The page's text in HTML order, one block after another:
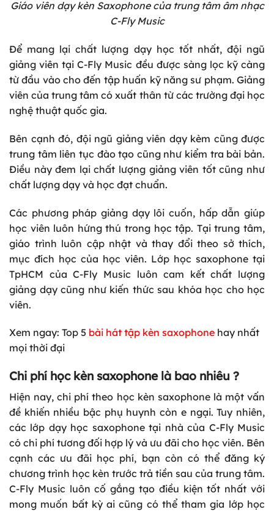
Giáo viên dạy kèn Saxophone của trung tâm âm nhạc
C-Fly Music
Để mang lại chất lượng dạy học tốt nhất, đội ngũ
giảng viên tại C-Fly Music đều được sàng lọc kỹ càng
từ đầu vào cho đến tập huấn kỹ năng sư phạm. Giảng
viên của trung tâm có xuất thân từ các trường đại học
nghệ thuật quốc gia.
Bên cạnh đó, đội ngũ giảng viên dạy kèm cũng được
trung tâm liên tục đào tạo cũng như kiểm tra bài bản.
Điều này đem lại chất lượng giảng viên tốt cũng như
chất lượng dạy và học đạt chuẩn.
Các phương pháp giảng dạy lôi cuốn, hấp dẫn giúp
học viên luôn hứng thú trong học tập. Tại trung tâm,
giáo trình luôn cập nhật và thay đổi theo sở thích,
mục đích học của học viên. Lớp học saxophone tại
TpHCM của C-Fly Music luôn cam kết chất lượng
giảng dạy cũng như kiến thức sau khóa học cho học
viên.
Xem ngay: Top 5 bài hát tập kèn saxophone hay nhất
mọi thời đại
Chi phí học kèn saxophone là bao nhiêu ?
Hiện nay, chi phí theo học kèn saxophone là một vấn
đề khiến nhiều bậc phụ huynh còn e ngại. Tuy nhiên,
các lớp dạy học saxophone tại nhà của C-Fly Music
có chi phí tương đối hợp lý và ưu đãi cho học viên. Bên
cạnh các ưu đãi học phí, bạn còn có thể đăng ký
chương trình học kèn trước trả tiền sau của trung tâm.
C-Fly Music luôn cố gắng tạo điều kiện tốt nhất với
mong muốn bất kỳ ai cũng có thể tham gia lớp học